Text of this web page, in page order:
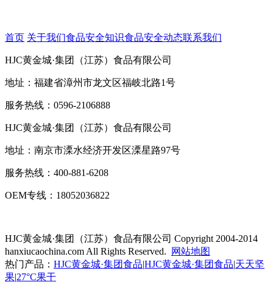
首页 关于我们食品安全知识食品安全动态联系我们
HJC黄金城·集团（江苏）食品有限公司
地址：福建省漳州市龙文区福岐北路1号
服务热线：0596-2106888
HJC黄金城·集团（江苏）食品有限公司
地址：南京市溧水经济开发区溧星路97号
服务热线：400-881-6208
OEM专线：18052036822
HJC黄金城·集团（江苏）食品有限公司 Copyright 2004-2014
hanxiucaochina.com All Rights Reserved.
网站地图
热门产品： HJC黄金城·集团食品|HJC黄金城·集团食品|天天坚
果|27°C果干